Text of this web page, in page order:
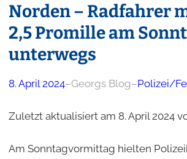
Norden – Radfahrer
2,5 Promille am
unterwegs
8. April 2024–Georgs Blog–Polizei/
Zuletzt aktualisiert am 8. April 2024
Am Sonntagvormittag hielten